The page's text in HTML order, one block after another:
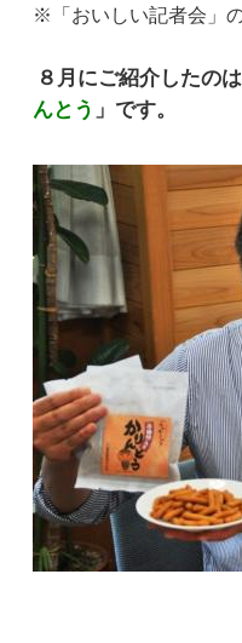
※「おいしい記者会」
８月にご紹介したの
んとう 」です。